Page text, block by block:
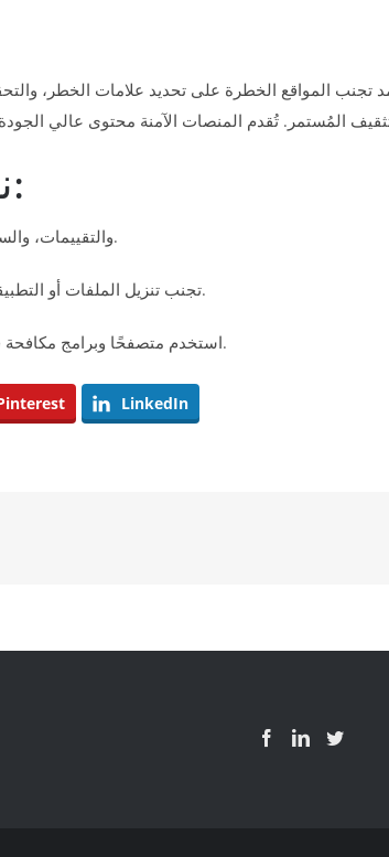
تجنب المواقع الخطرة على تحديد علامات الخطر،
نقاط رئيسية يجب تذكرها:
تحقق دائمًا من أمان الموقع: شهادة SSL، والتقييمات، والسمعة على الإنترنت.
تجنب تنزيل الملفات أو التطبيقات: شاهد الأفلام الإباحية والجنسية مباشرةً على مواقع آمنة.
استخدم متصفحًا وبرامج مكافحة فيروسات مُحدثة: احمِ جهازك وبياناتك الشخصية أثناء التصفح.
LinkedIn